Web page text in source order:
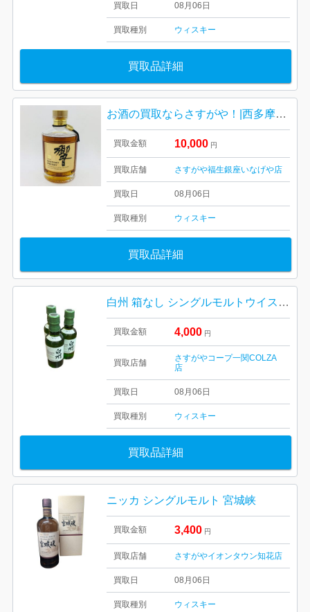
買取日 08月06日
買取種別 ウィスキー
買取品詳細
お酒の買取ならさすがや！|西多摩郡瑞穂町長岡| サントリーウイスキー響
買取金額 10,000 円
買取店舗 さすがや福生銀座いなげや店
買取日 08月06日
買取種別 ウィスキー
買取品詳細
白州 箱なし シングルモルトウイスキー ジャパニーズウイスキー
買取金額 4,000 円
買取店舗
さすがやコープ一関COLZA
店
買取日 08月06日
買取種別 ウィスキー
買取品詳細
ニッカ シングルモルト 宮城峡
買取金額 3,400 円
買取店舗 さすがやイオンタウン知花店
買取日 08月06日
買取種別 ウィスキー